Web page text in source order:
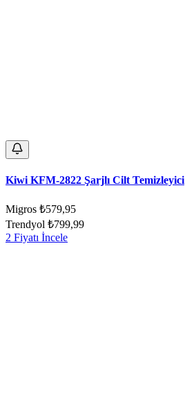
Kiwi KFM-2822 Şarjlı Cilt Temizleyici
Migros ₺579,95
Trendyol ₺799,99
2 Fiyatı İncele